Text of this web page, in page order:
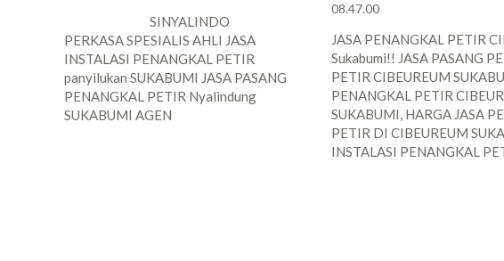
SINYALINDO
PERKASA SPESIALIS AHLI JASA
INSTALASI PENANGKAL PETIR
panyilukan SUKABUMI JASA PASANG
PENANGKAL PETIR Nyalindung
SUKABUMI AGEN
08.47.00
JASA PENANGKAL PETIR
Sukabumi!! JASA PASANG
PETIR CIBEUREUM
PENANGKAL PETIR
SUKABUMI, HARGA JASA
PETIR DI CIBEUREUM
INSTALASI PENANGKAL